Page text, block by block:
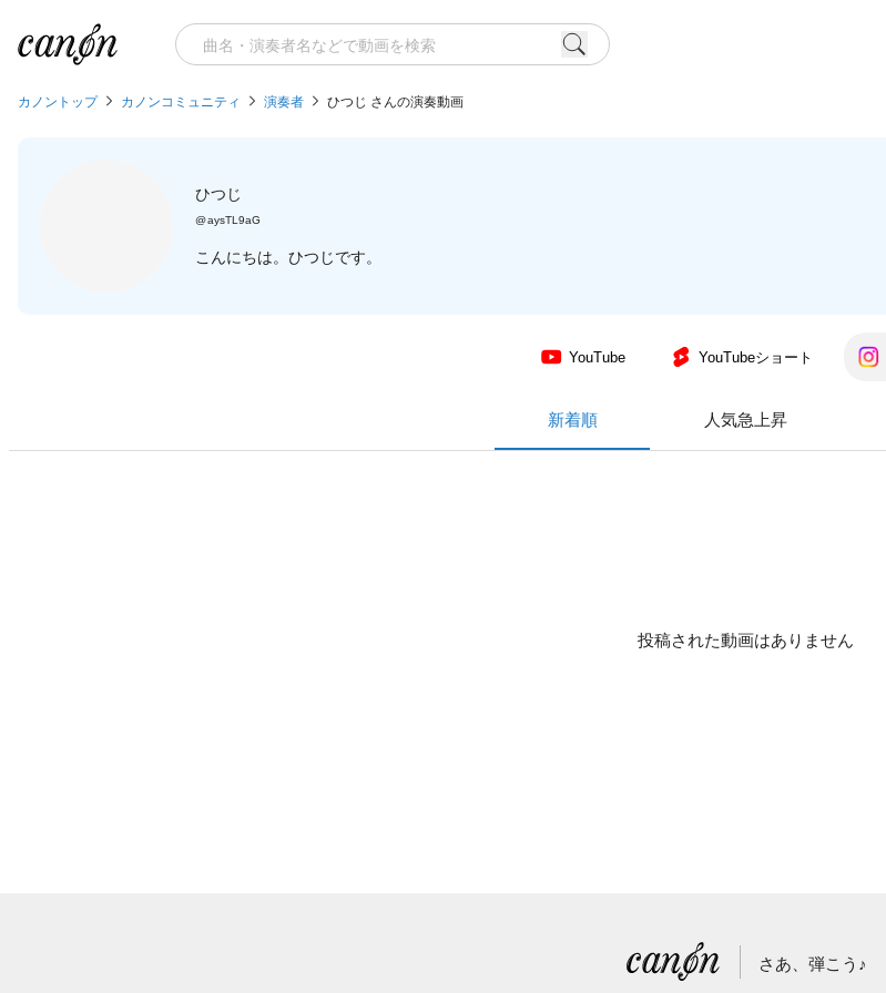
カノントップ カノンコミュニティ 演奏者 ひつじ さんの演奏動画
ひつじ
@aysTL9aG
こんにちは。ひつじです。
YouTube YouTubeショート
新着順 人気急上昇
投稿された動画はありません
さあ、弾こう♪